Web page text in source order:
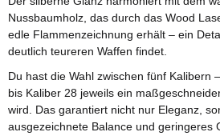
Nussbaumholz, das durch das Wood
edle Flammenzeichnung erhält – ein
deutlich teureren Waffen findet.
Du hast die Wahl zwischen fünf Kalibern
bis Kaliber 28 jeweils ein
wird. Das garantiert nicht nur Eleganz,
ausgezeichnete Balance und geringeres